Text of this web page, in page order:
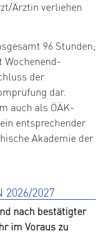
Ärztin verliehen
96 Stunden;
Wochenend-
der
dar.
auch als ÖÄK-
entsprechender
Akademie der
2026/2027
nach bestätigter
im Voraus zu